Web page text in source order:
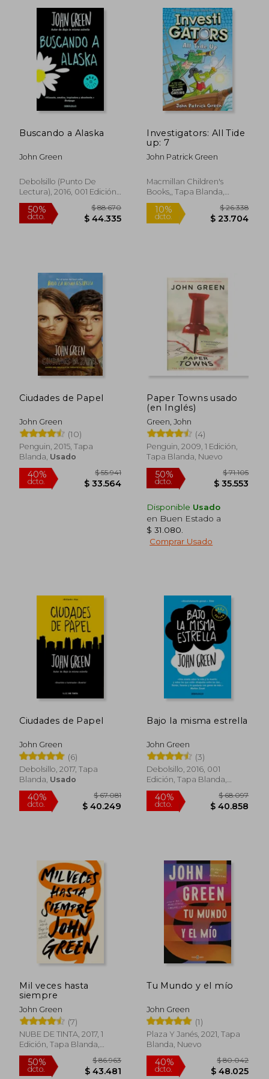
40% $
50% $ 103.488 40% $
Buscando a Alaska
John Green
Debolsillo (Punto De
Lectura), 2016, 001 Edición,
Tapa Blanda, Nuevo
Investigators: All Tide
up: 7
John Patrick Green
Macmillan Children's
Books,, Tapa Blanda,
Nuevo
Ciudades de Papel
John Green
(10)
Penguin, 2015, Tapa
Blanda, Usado
Paper Towns usado
(en Inglés)
Green, John
(4)
Penguin, 2009, 1 Edición,
Tapa Blanda, Nuevo
Disponible Usado
en Buen Estado a
$ 31.080
Comprar Usado
Ciudades de Papel
John Green
(6)
Debolsillo, 2017, Tapa
Blanda, Usado
Bajo la misma estrella
John Green
(3)
Debolsillo, 2016, 001
Edición, Tapa Blanda,
Nuevo
Mil veces hasta
siempre
John Green
(7)
NUBE DE TINTA, 2017, 1
Edición, Tapa Blanda,
Nuevo
Tu Mundo y el mío
John Green
(1)
Plaza Y Janés, 2021, Tapa
Blanda, Nuevo